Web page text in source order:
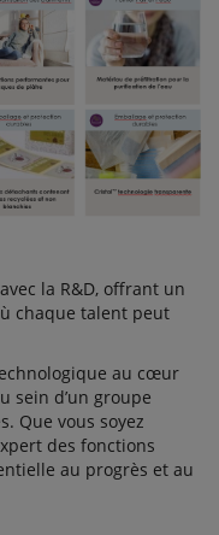
la R&D, offrant un
chaque talent peut
au cœur
sein d’un groupe
Que vous soyez
des fonctions
au progrès et au